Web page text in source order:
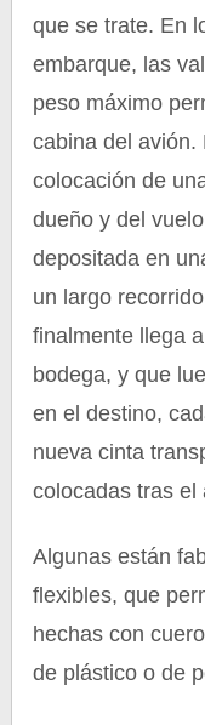
que se trate. En
embarque, las
peso máximo
cabina del avión.
colocación de
dueño y del
depositada en
un largo
finalmente llega
bodega, y que
en el destino,
nueva cinta
colocadas tras el
Algunas están
flexibles, que
hechas con
de plástico o de